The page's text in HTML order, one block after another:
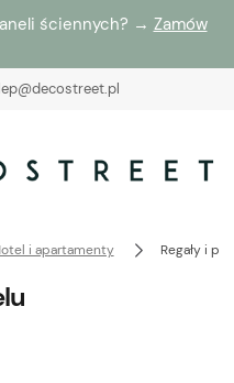
ściennych? → Zamów
i apartamenty Regały i